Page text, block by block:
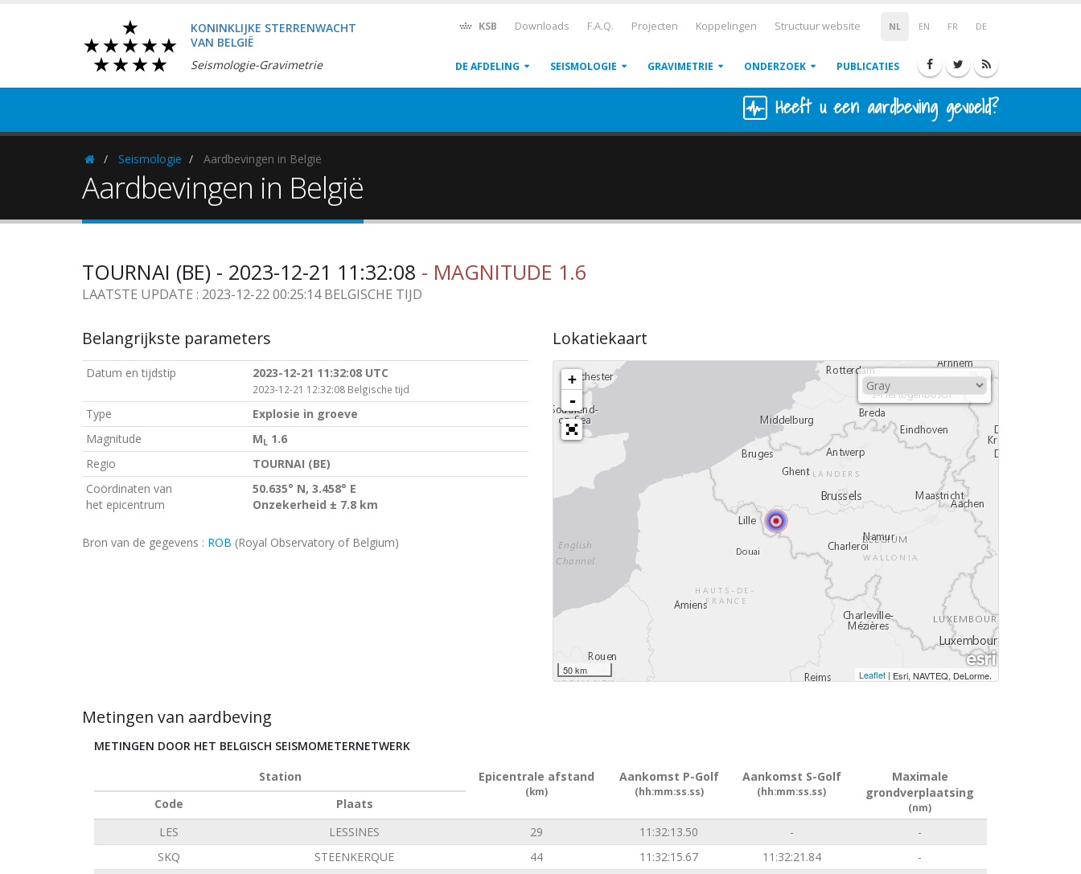
KONINKLIJKE STERRENWACHT
VAN BELGIË
Seismologie-Gravimetrie
NL EN FR DE
KSB Downloads F.A.Q. Projecten Koppelingen Structuur website
DE AFDELING SEISMOLOGIE GRAVIMETRIE ONDERZOEK PUBLICATIES
Heeft u een aardbeving gevoeld?
HomepageSeismologie Aardbevingen in België
Aardbevingen in België
TOURNAI (BE) - 2023-12-21 11:32:08 - MAGNITUDE 1.6
LAATSTE UPDATE : 2023-12-22 00:25:14 BELGISCHE TIJD
Belangrijkste parameters
Datum en tijdstip 2023-12-21 11:32:08 UTC
2023-12-21 12:32:08 Belgische tijd
Type
Explosie in groeve
Magnitude
ML 1.6
Regio
TOURNAI (BE)
Coördinaten van
het epicentrum
50.635° N, 3.458° E
Onzekerheid ± 7.8 km
Bron van de gegevens : ROB (Royal Observatory of Belgium)
Lokatiekaart
+
-
50 km Leaflet | Esri, NAVTEQ, DeLorme,
Metingen van aardbeving
METINGEN DOOR HET BELGISCH SEISMOMETERNETWERK
Station
Epicentrale afstand
(km)
Aankomst P-Golf
(hh:mm:ss.ss)
Aankomst S-Golf
(hh:mm:ss.ss)
Maximale
grondverplaatsing
(nm)
Code
Plaats
LES
LESSINES 29 11:32:13.50 -
-
SKQ
STEENKERQUE 44 11:32:15.67 11:32:21.84
-